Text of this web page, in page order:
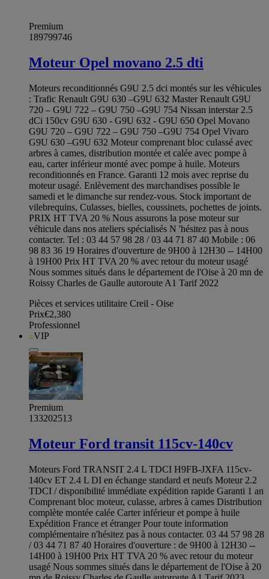
Premium
189799746
Moteur Opel movano 2.5 dti
Moteurs reconditionnés G9U 2.5 dci montés sur les véhicules
: Trafic Renault G9U 630 –G9U 632 Master Renault G9U
720 – G9U 722 – G9U 750 –G9U 754 Nissan interstar 2.5
dCi 150cv G9U 630 - G9U 632 - G9U 650 Opel Movano
G9U 720 – G9U 722 – G9U 750 –G9U 754 Opel Vivaro
G9U 630 –G9U 632 Moteur comprenant bloc culassé avec
arbres à cames, distribution montée et calée avec pompe à
eau, carter inférieur monté avec pompe à huile. Moteurs
reconditionnés en France. Garanti 12 mois avec reprise du
moteur usagé. Enlèvement des marchandises possible le
samedi et le dimanche sur rendez-vous. Stock important de
vilebrequins, Culasses, bielles, coussinets, pochettes de joints.
PRIX HT TVA 20 % Nous assurons la pose moteur sur
véhicule dans nos ateliers spécialisés N 'hésitez pas à nous
contacter. Tel : 03 44 57 98 28 / 03 44 71 87 40 Mobile : 06
98 83 36 19 Horaires d'ouverture de 9H00 à 12H30 -- 14H00
à 19H00 Prix HT TVA 20 % avec retour du moteur usagé
Nous sommes situés dans le département de l'Oise à 20 mn de
Roissy Charles de Gaulle autoroute A1 Tarif 2022
Pièces et services utilitaire Creil - Oise
Prix€2,380
Professionnel
VIP
Premium
133202513
Moteur Ford transit 115cv-140cv
Moteurs Ford TRANSIT 2.4 L TDCI H9FB-JXFA 115cv-
140cv ET 2.4 L DI en échange standard et neufs Moteur 2.2
TDCI / disponibilité immédiate expédition rapide Garanti 1 an
Comprenant bloc moteur, culasse, arbres à cames Distribution
complète montée calée Carter inférieur et pompe à huile
Expédition France et étranger Pour toute information
complémentaire n'hésitez pas à nous contacter. 03 44 57 98 28
/ 03 44 71 87 40 Horaires d'ouverture : de 9H00 à 12H30 --
14H00 à 19H00 Prix HT TVA 20 % avec retour du moteur
usagé Nous sommes situés dans le département de l'Oise à 20